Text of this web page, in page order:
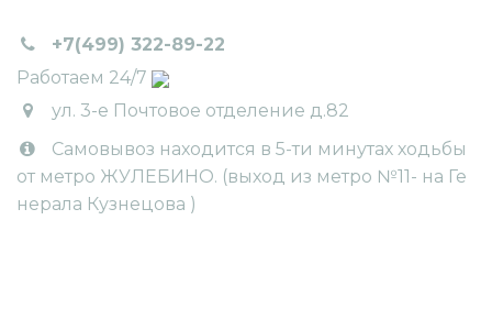
+7(499) 322-89-22
Работаем 24/7
ул. 3-e Почтовое отделение д.82
Самовывоз находится в 5-ти минутах ходьбы
от метро ЖУЛЕБИНО. (выход из метро №11- на Ге
нерала Кузнецова )